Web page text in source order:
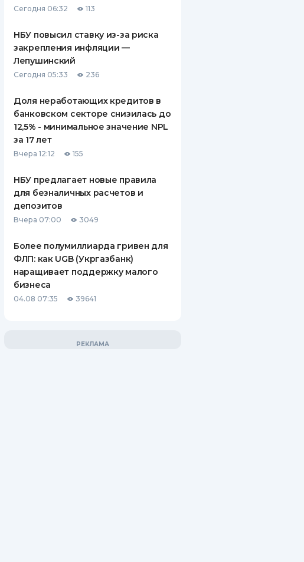
ВСЕ СТРАХОВЫЕ ПОЛИСЫ
СТРАХОВЫЕ КОМПАНИИ
ОТЗЫВЫ О СТРАХОВЫХ
КОМПАНИЯХ
ДОСТАВКА И ОПЛАТА
КОНТАКТЫ
Сегодня 06:32 113
НБУ повысил ставку из-за риска
закрепления инфляции —
Лепушинский
Сегодня 05:33 236
Доля неработающих кредитов в
банковском секторе снизилась до
12,5% - минимальное значение NPL
за 17 лет
Вчера 12:12 155
НБУ предлагает новые правила
для безналичных расчетов и
депозитов
Вчера 07:00 3049
Более полумиллиарда гривен для
ФЛП: как UGB (Укргазбанк)
наращивает поддержку малого
бизнеса
04.08 07:35 39641